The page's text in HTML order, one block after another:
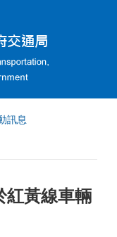
訊息
紅黃線車輛